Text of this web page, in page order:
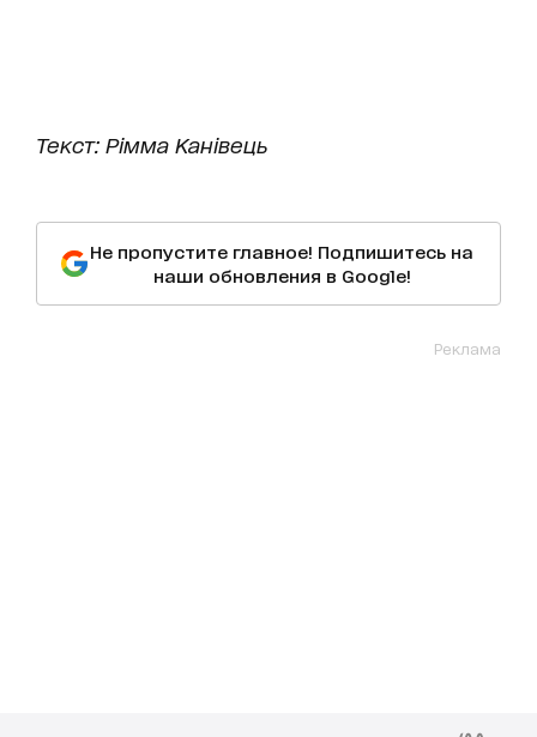
Текст: Рімма Канівець
Не пропустите главное! Подпишитесь на
наши обновления в Google!
Реклама